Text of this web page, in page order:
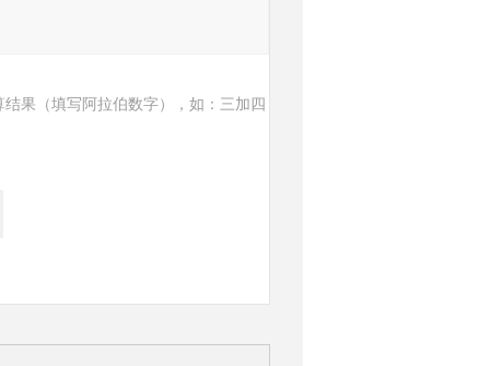
结果（填写阿拉伯数字），如：三加四